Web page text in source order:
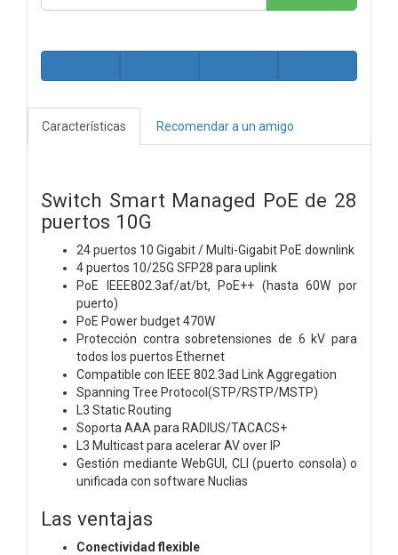
Características Recomendar a un amigo
Switch Smart Managed PoE de 28
puertos 10G
24 puertos 10 Gigabit / Multi-Gigabit PoE downlink
4 puertos 10/25G SFP28 para uplink
PoE IEEE802.3af/at/bt, PoE++ (hasta 60W por
puerto)
PoE Power budget 470W
Protección contra sobretensiones de 6 kV para
todos los puertos Ethernet
Compatible con IEEE 802.3ad Link Aggregation
Spanning Tree Protocol(STP/RSTP/MSTP)
L3 Static Routing
Soporta AAA para RADIUS/TACACS+
L3 Multicast para acelerar AV over IP
Gestión mediante WebGUI, CLI (puerto consola) o
unificada con software Nuclias
Las ventajas​
Conectividad flexible